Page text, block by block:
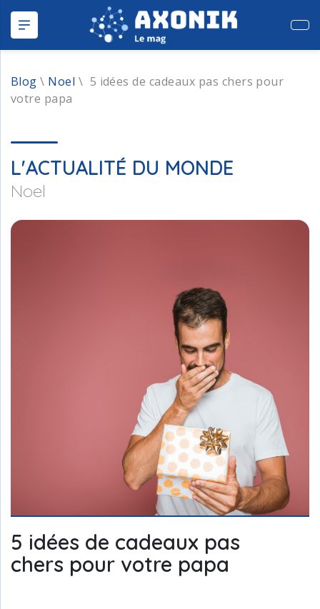
Blog \ Noel \ 5 idées de cadeaux pas chers pour
votre papa
L'ACTUALITÉ DU MONDE
Noel
5 idées de cadeaux pas
chers pour votre papa